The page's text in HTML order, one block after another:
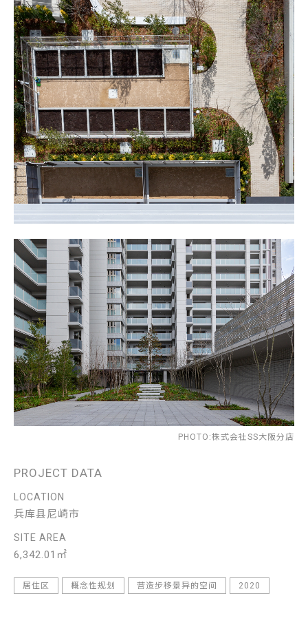
PHOTO:株式会社SS大阪分店
PROJECT DATA
LOCATION
兵库县尼崎市
SITE AREA
6,342.01㎡
居住区 概念性规划 营造步移景异的空间 2020